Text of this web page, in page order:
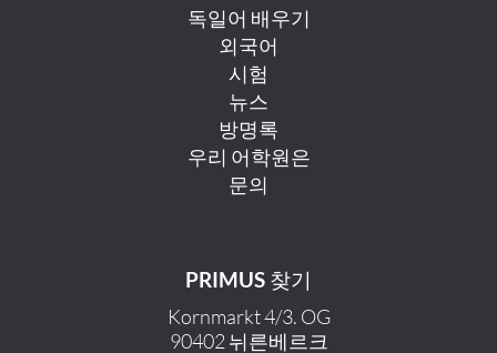
독일어 배우기
외국어
시험
뉴스
방명록
우리 어학원은
문의
PRIMUS 찾기
Kornmarkt 4/3. OG
90402 뉘른베르크